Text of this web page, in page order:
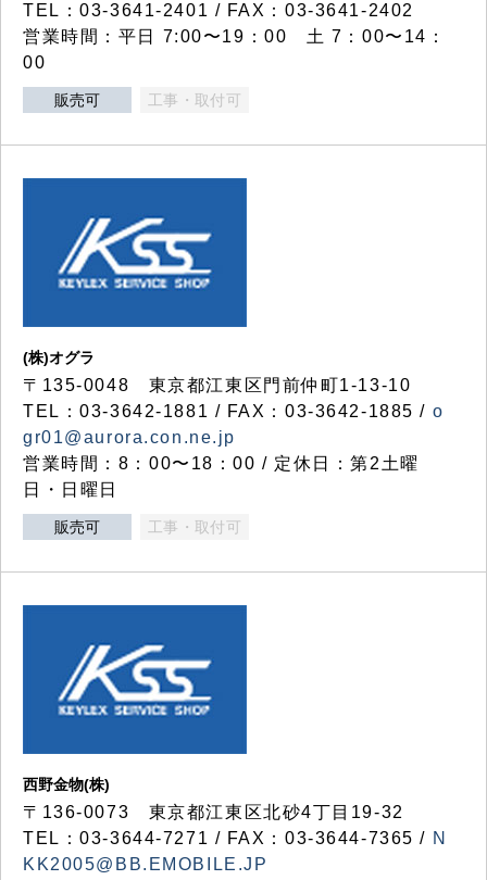
TEL：03-3641-2401 / FAX：03-3641-2402
営業時間：平日 7:00〜19：00 土 7：00〜14：
00
販売可 工事・取付可
(株)オグラ
〒135-0048 東京都江東区門前仲町1-13-10
TEL：03-3642-1881 / FAX：03-3642-1885 / o
gr01@aurora.con.ne.jp
営業時間：8：00〜18：00 / 定休日：第2土曜
日・日曜日
販売可 工事・取付可
西野金物(株)
〒136-0073 東京都江東区北砂4丁目19-32
TEL：03‐3644‐7271 / FAX：03-3644-7365 / N
KK2005@BB.EMOBILE.JP